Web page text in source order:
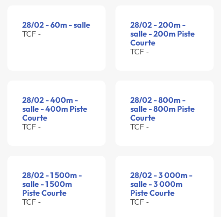
28/02 - 60m - salle
TCF -
28/02 - 200m -
salle - 200m Piste
Courte
TCF -
28/02 - 400m -
salle - 400m Piste
Courte
TCF -
28/02 - 800m -
salle - 800m Piste
Courte
TCF -
28/02 - 1 500m -
salle - 1 500m
Piste Courte
TCF -
28/02 - 3 000m -
salle - 3 000m
Piste Courte
TCF -